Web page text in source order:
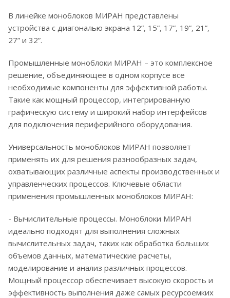
В линейке моноблоков МИРАН представлены
устройства с диагональю экрана 12”, 15”, 17”, 19”, 21”,
27” и 32”.
Промышленные моноблоки МИРАН – это комплексное
решение, объединяющее в одном корпусе все
необходимые компоненты для эффективной работы.
Такие как мощный процессор, интегрированную
графическую систему и широкий набор интерфейсов
для подключения периферийного оборудования.
Универсальность моноблоков МИРАН позволяет
применять их для решения разнообразных задач,
охватывающих различные аспекты производственных и
управленческих процессов. Ключевые области
применения промышленных моноблоков МИРАН:
- Вычислительные процессы. Моноблоки МИРАН
идеально подходят для выполнения сложных
вычислительных задач, таких как обработка больших
объемов данных, математические расчеты,
моделирование и анализ различных процессов.
Мощный процессор обеспечивает высокую скорость и
эффективность выполнения даже самых ресурсоемких